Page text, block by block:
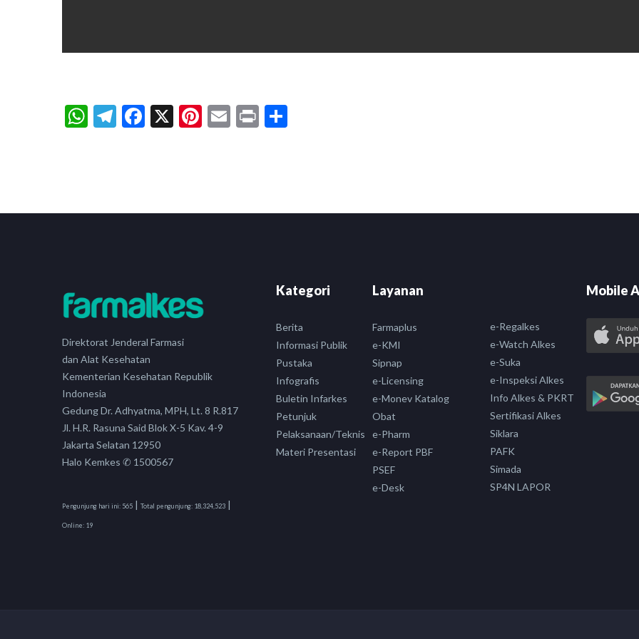
WhatsApp
Telegram
Facebook
X Pinterest
Email
Print
Direktorat Jenderal Farmasi
dan Alat Kesehatan
Kementerian Kesehatan Republik
Indonesia
Gedung Dr. Adhyatma, MPH, Lt. 8 R.817
Jl. H.R. Rasuna Said Blok X-5 Kav. 4-9
Jakarta Selatan 12950
Halo Kemkes ✆ 1500567
Pengunjung hari ini: 565 | Total pengunjung: 18,324,523 |
Online: 19
Kategori
Berita
Informasi Publik
Pustaka
Infografis
Buletin Infarkes
Petunjuk
Pelaksanaan/Teknis
Materi Presentasi
Layanan
Farmaplus
e-KMI
Sipnap
e-Licensing
e-Monev Katalog
Obat
e-Pharm
e-Report PBF
PSEF
e-Desk
e-Regalkes
e-Watch Alkes
e-Suka
e-Inspeksi Alkes
Info Alkes & PKRT
Sertifikasi Alkes
Siklara
PAFK
Simada
SP4N LAPOR
Mobile